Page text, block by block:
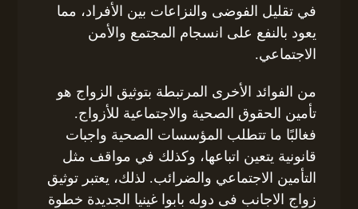
في تقليل الفوضى والنزاعات بين الأفراد، مما
يعود بالنفع على انسجام المجتمع والأمن
الاجتماعي.
من الفوائد الأخرى المرتبطة بتوثيق الزواج هو
تأمين الحقوق الصحية والاجتماعية للأزواج.
فغالبًا ما تتطلب المؤسسات الصحية واجبات
قانونية يتعين اتباعها، وكذلك في مواقف مثل
التأمين الاجتماعي والضرائب. لذلك، يعتبر توثيق
زواج الاجانب فى دوله بابوا غينيا الجديدة خطوة